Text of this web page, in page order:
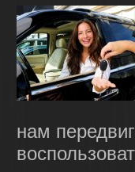
нам